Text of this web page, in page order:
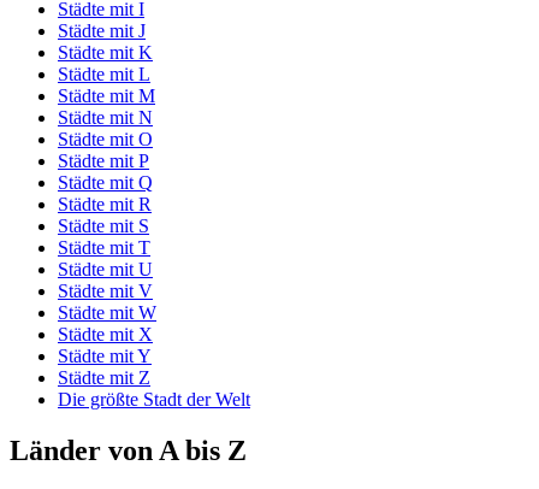
Städte mit I
Städte mit J
Städte mit K
Städte mit L
Städte mit M
Städte mit N
Städte mit O
Städte mit P
Städte mit Q
Städte mit R
Städte mit S
Städte mit T
Städte mit U
Städte mit V
Städte mit W
Städte mit X
Städte mit Y
Städte mit Z
Die größte Stadt der Welt
Länder von A bis Z